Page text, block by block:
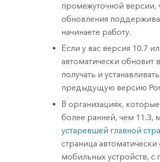
промежуточной версии,
обновления
начинаете работу.
Если у вас версия 10.7
автоматически обновит
получать и
предыдущую версию
В организациях,
более ранней, чем 11.3,
устаревшей главной
страница
мобильных устройств, с